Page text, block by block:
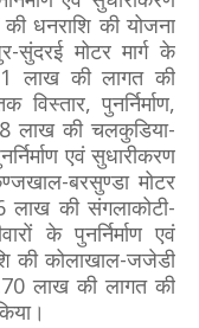
धनराशि की योजना
मोटर मार्ग के
लाख की लागत की
पुनर्निर्माण,
लाख की चलकुडिया-
एवं सुधारीकरण
बरसुण्डा मोटर
लाख की संगलाकोटी-
के पुनर्निर्माण एवं
की कोलाखाल-जजेडी
लाख की लागत की